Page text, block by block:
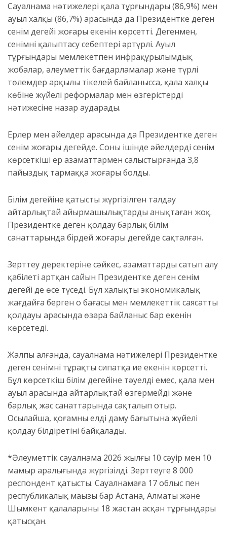
Сауалнама нәтижелері қала тұрғындары (86,9%) мен
ауыл халқы (86,7%) арасында да Президентке деген
сенім деңгейі жоғары екенін көрсетті. Дегенмен,
сенімнің қалыптасу себептері әртүрлі. Ауыл
тұрғындары мемлекетпен инфрақұрылымдық
жобалар, әлеуметтік бағдарламалар және түрлі
төлемдер арқылы тікелей байланысса, қала халқы
көбіне жүйелі реформалар мен өзгерістердің
нәтижесіне назар аударады.
Ерлер мен әйелдер арасында да Президентке деген
сенім жоғары деңгейде. Соның ішінде әйелдердің сенім
көрсеткіші ер азаматтармен салыстырғанда 3,8
пайыздық тармаққа жоғары болды.
Білім деңгейіне қатысты жүргізілген талдау
айтарлықтай айырмашылықтарды анықтаған жоқ.
Президентке деген қолдау барлық білім
санаттарында бірдей жоғары деңгейде сақталған.
Зерттеу деректеріне сәйкес, азаматтардың сатып алу
қабілеті артқан сайын Президентке деген сенім
деңгейі де өсе түседі. Бұл халықтың экономикалық
жағдайға берген оң бағасы мен мемлекеттік саясатты
қолдауы арасында өзара байланыс бар екенін
көрсетеді.
Жалпы алғанда, сауалнама нәтижелері Президентке
деген сенімнің тұрақты сипатқа ие екенін көрсетті.
Бұл көрсеткіш білім деңгейіне тәуелді емес, қала мен
ауыл арасында айтарлықтай өзгермейді және
барлық жас санаттарында сақталып отыр.
Осылайша, қоғамның елдің даму бағытына жүйелі
қолдау білдіретіні байқалады.
*Әлеуметтік сауалнама 2026 жылғы 10 сәуір мен 10
мамыр аралығында жүргізілді. Зерттеуге 8 000
респондент қатысты. Сауалнамаға 17 облыс пен
республикалық маңызы бар Астана, Алматы және
Шымкент қалаларының 18 жастан асқан тұрғындары
қатысқан.